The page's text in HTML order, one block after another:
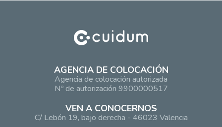
AGENCIA DE COLOCACIÓN
Agencia de colocación autorizada
Nº de autorización 9900000517
VEN A CONOCERNOS
C/ Lebón 19, bajo derecha - 46023 Valencia